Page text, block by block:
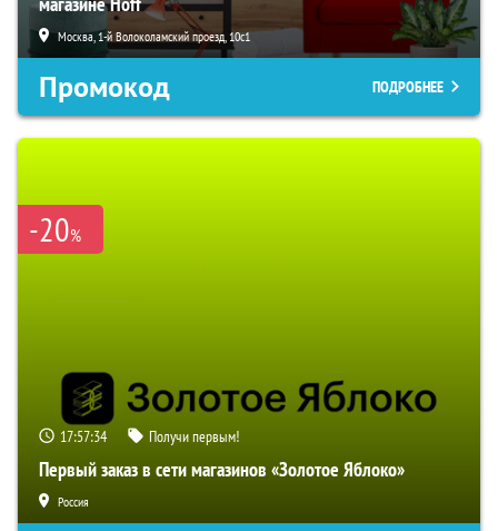
Москва, 1-й Волоколамский проезд, 10с1
Промокод ПОДРОБНЕЕ
-20%
17:57:33 Получи первым!
Первый заказ в сети магазинов «Золотое Яблоко»
Россия